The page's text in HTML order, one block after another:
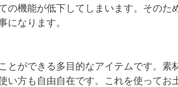
の機能が低下してしまいます。そのた
になります。
とができる多目的なアイテムです。素
い方も自由自在です。これを使ってお